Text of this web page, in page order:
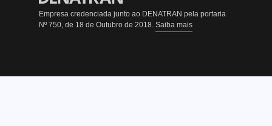
Empresa credenciada junto ao DENATRAN pela portaria
Nº 750, de 18 de Outubro de 2018. Saiba mais